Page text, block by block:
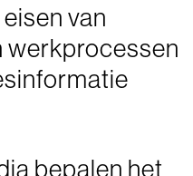
van
bepalen het